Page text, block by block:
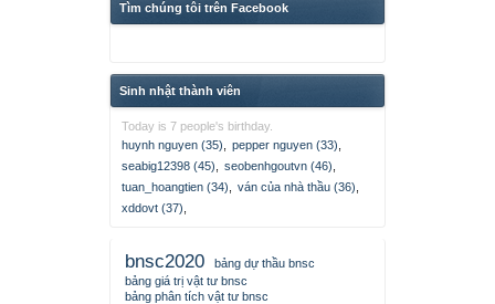
Tìm chúng tôi trên Facebook
Sinh nhật thành viên
Today is 7 people's birthday.
huynh nguyen (35)
pepper nguyen (33)
seabig12398 (45)
seobenhgoutvn (46)
tuan_hoangtien (34)
ván của nhà thầu (36)
xddovt (37)
bnsc2020
bảng dự thầu bnsc
bảng giá trị vật tư bnsc
bảng phân tích vật tư bnsc